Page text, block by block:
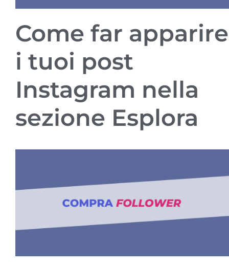
Come far apparire
i tuoi post
Instagram nella
sezione Esplora